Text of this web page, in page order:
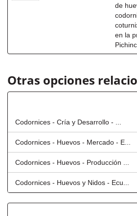
de
en la
Otras opciones
Codornices - Cría y Desarrollo - ...
Codornices - Huevos - Mercado - E...
Codornices - Huevos - Producción ...
Codornices - Huevos y Nidos - Ecu...